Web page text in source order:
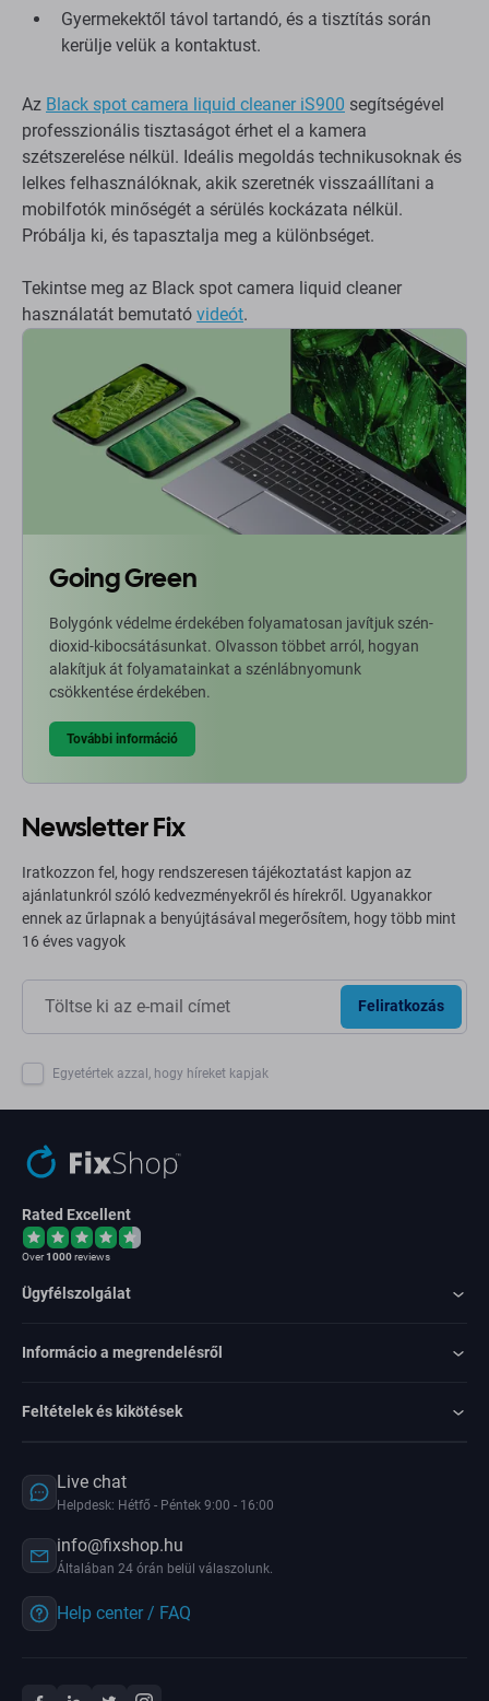
Gyermekektől távol tartandó, és a tisztítás során
kerülje velük a kontaktust.
Az Black spot camera liquid cleaner iS900 segítségével
professzionális tisztaságot érhet el a kamera
szétszerelése nélkül. Ideális megoldás technikusoknak és
lelkes felhasználóknak, akik szeretnék visszaállítani a
mobilfotók minőségét a sérülés kockázata nélkül.
Próbálja ki, és tapasztalja meg a különbséget.
Tekintse meg az Black spot camera liquid cleaner
használatát bemutató videót.
Going Green
Bolygónk védelme érdekében folyamatosan javítjuk szén-
dioxid-kibocsátásunkat. Olvasson többet arról, hogyan
alakítjuk át folyamatainkat a szénlábnyomunk
csökkentése érdekében.
További információ
Newsletter Fix
Iratkozzon fel, hogy rendszeresen tájékoztatást kapjon az
ajánlatunkról szóló kedvezményekről és hírekről. Ugyanakkor
ennek az űrlapnak a benyújtásával megerősítem, hogy több mint
16 éves vagyok
Feliratkozás
Egyetértek azzal, hogy híreket kapjak
Rated Excellent
Over1000reviews
Ügyfélszolgálat
Informácio a megrendelésről
Feltételek és kikötések
Live chat
Helpdesk: Hétfő - Péntek 9:00 - 16:00
info@fixshop.hu
Általában 24 órán belül válaszolunk.
Help center / FAQ